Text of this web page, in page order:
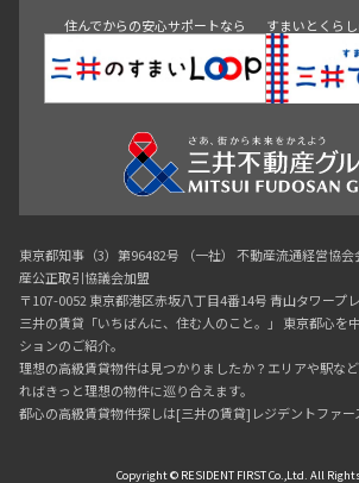
住んでからの安心サポートなら すまいとくら
東京都知事（3）第96482号 （一社） 不動産流通経営協
産公正取引協議会加盟
〒107-0052 東京都港区赤坂八丁目4番14号 青山タワープ
三井の賃貸「いちばんに、住む人のこと。」 東京都心を
ションのご紹介。
理想の高級賃貸物件は見つかりましたか？エリアや駅な
ればきっと理想の物件に巡り合えます。
都心の高級賃貸物件探しは[三井の賃貸]レジデントファー
Copyright © RESIDENT FIRST Co.,Ltd. All